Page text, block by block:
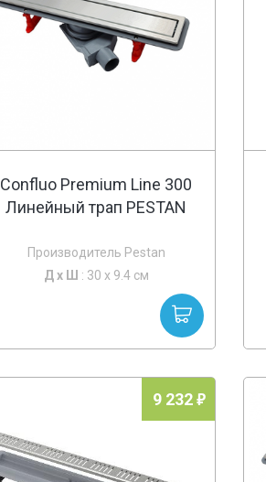
Confluo Premium Line 300
Линейный трап PESTAN
Производитель Pestan
Д х Ш : 30 x 9.4 см
9 232